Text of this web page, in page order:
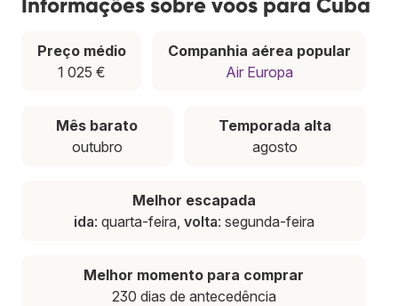
Preço médio
1 025 €
Companhia aérea popular
Air Europa
Mês barato
outubro
Temporada alta
agosto
Melhor escapada
ida: quarta-feira, volta: segunda-feira
Melhor momento para comprar
230 dias de antecedência